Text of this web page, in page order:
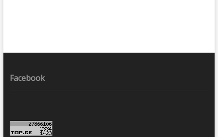
Facebook